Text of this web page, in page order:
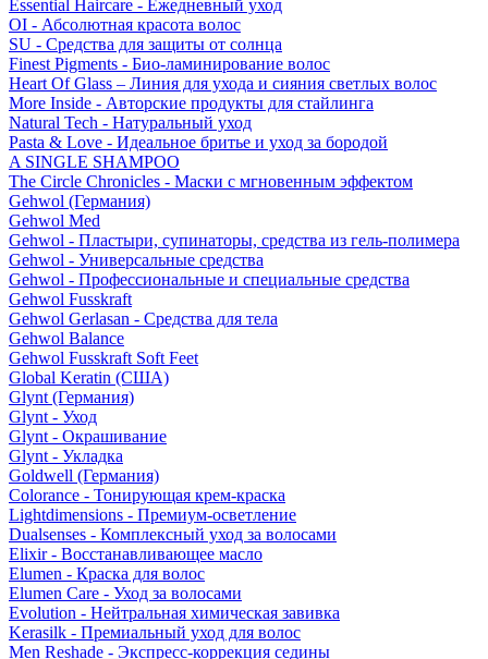
Essential Haircare - Eжедневный уход
OI - Абсолютная красота волос
SU - Средства для защиты от солнца
Finest Pigments - Био-ламинирование волос
Heart Of Glass – Линия для ухода и сияния светлых волос
More Inside - Авторские продукты для стайлинга
Natural Tech - Натуральный уход
Pasta & Love - Идеальное бритье и уход за бородой
A SINGLE SHAMPOO
The Circle Chronicles - Маски с мгновенным эффектом
Gehwol (Германия)
Gehwol Med
Gehwol - Пластыри, супинаторы, средства из гель-полимера
Gehwol - Универсальные средства
Gehwol - Профессиональные и специальные средства
Gehwol Fusskraft
Gehwol Gerlasan - Средства для тела
Gehwol Balance
Gehwol Fusskraft Soft Feet
Global Keratin (США)
Glynt (Германия)
Glynt - Уход
Glynt - Окрашивание
Glynt - Укладка
Goldwell (Германия)
Colorance - Тонирующая крем-краска
Lightdimensions - Премиум-осветление
Dualsenses - Комплексный уход за волосами
Elixir - Восстанавливающее масло
Elumen - Краска для волос
Elumen Care - Уход за волосами
Evolution - Нейтральная химическая завивка
Kerasilk - Премиальный уход для волос
Men Reshade - Экспресс-коррекция седины